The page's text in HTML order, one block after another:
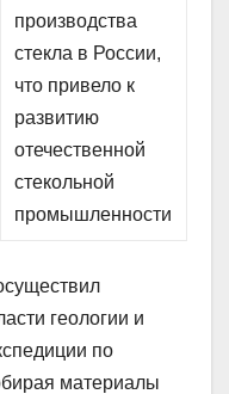
производства
стекла в России,
что привело к
развитию
отечественной
стекольной
промышленности
геологии и
по
материалы